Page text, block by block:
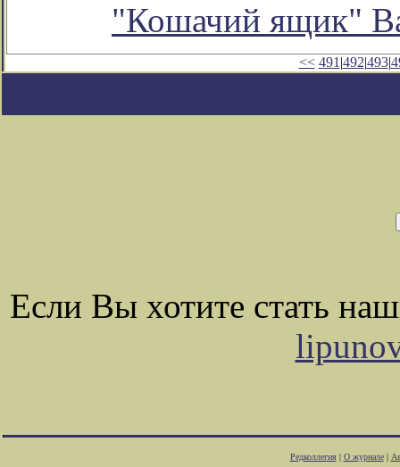
"Кошачий ящик"
<< 491 |492|493|
Если Вы хотите стать
Редколлегия| О журнале|